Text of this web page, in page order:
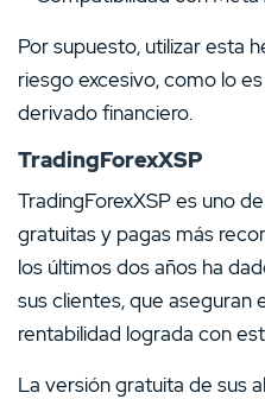
Por supuesto, utilizar esta
riesgo excesivo, como lo
derivado financiero.
TradingForexXSP
TradingForexXSP es uno
gratuitas y pagas más
los últimos dos años ha
sus clientes, que aseguran
rentabilidad lograda con
La versión gratuita de sus